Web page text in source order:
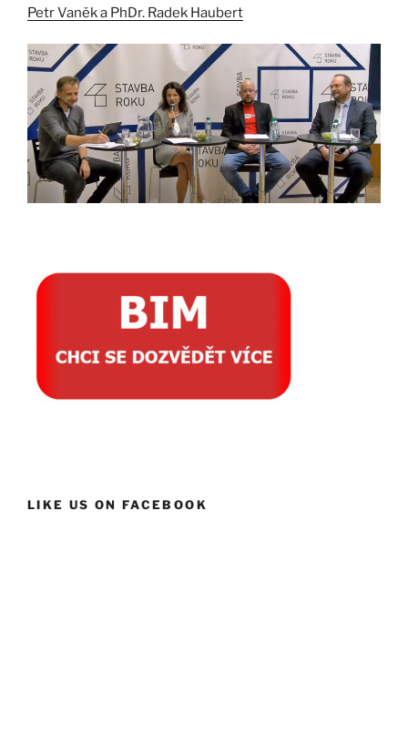
Petr Vaněk a PhDr. Radek Haubert
LIKE US ON FACEBOOK